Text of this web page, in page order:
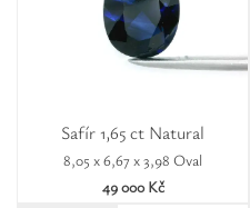
Safír 1,65 ct Natural
8,05 x 6,67 x 3,98 Oval
49 000 Kč